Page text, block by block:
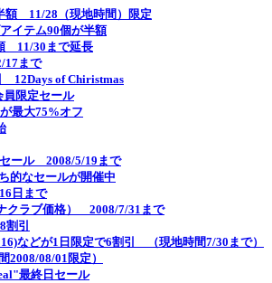
額 11/28（現地時間）限定
イテム90個が半額
11/30まで延長
17まで
12Days of Chiristmas
員限定セール
最大75%オフ
ール 2008/5/19まで
的なセールが開催中
日まで
クラブ価格） 2008/7/31まで
引
などが1日限定で6割引 （現地時間7/30まで）
08/01限定）
最終日セール